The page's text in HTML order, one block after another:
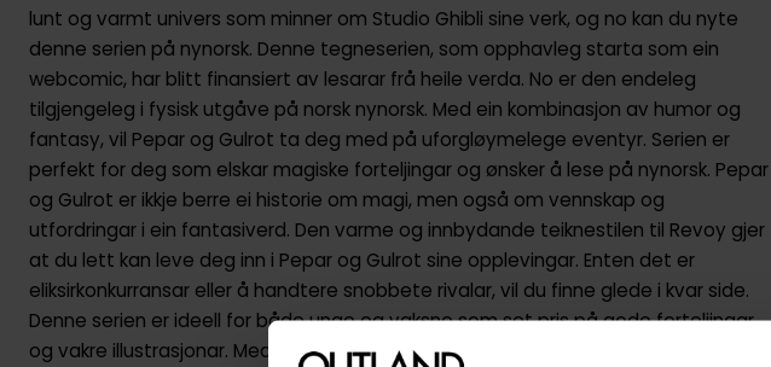
lunt og varmt univers som minner om Studio Ghibli sine verk, og no kan du nyte
denne serien på nynorsk. Denne tegneserien, som opphavleg starta som ein
webcomic, har blitt finansiert av lesarar frå heile verda. No er den endeleg
tilgjengeleg i fysisk utgåve på norsk nynorsk. Med ein kombinasjon av humor og
fantasy, vil Pepar og Gulrot ta deg med på uforgløymelege eventyr. Serien er
perfekt for deg som elskar magiske forteljingar og ønsker å lese på nynorsk. Pepar
og Gulrot er ikkje berre ei historie om magi, men også om vennskap og
utfordringar i ein fantasiverd. Den varme og innbydande teiknestilen til Revoy gjer
at du lett kan leve deg inn i Pepar og Gulrot sine opplevingar. Enten det er
eliksirkonkurransar eller å handtere snobbete rivalar, vil du finne glede i kvar side.
Denne serien er ideell for både unge og vaksne som set pris på gode forteljingar
og vakre illustrasjonar. Med sitt unike preg og nynorske språk, er Pepar og Gulrot